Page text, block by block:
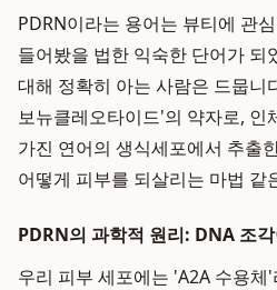
PDRN이라는 용어는 뷰티에 관
들어봤을 법한 익숙한 단어가 되
대해 정확히 아는 사람은 드뭅니
보뉴클레오타이드'의 약자로, 인
가진 연어의 생식세포에서 추출
어떻게 피부를 되살리는 마법 같
PDRN의 과학적 원리: DNA 조
우리 피부 세포에는 'A2A 수용